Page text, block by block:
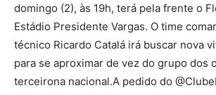
domingo (2), às 19h, terá pela frente o
Estádio Presidente Vargas. O time
técnico Ricardo Catalá irá buscar nova
para se aproximar de vez do grupo dos
terceirona nacional.A pedido do